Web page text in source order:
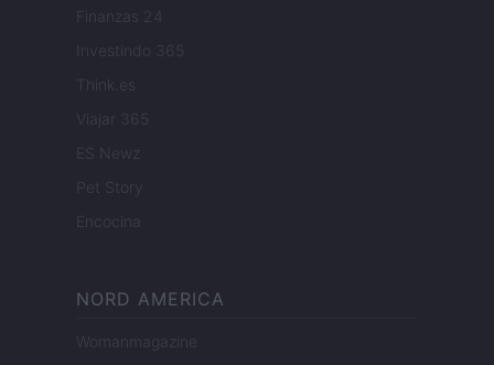
Finanzas 24
Investindo 365
Think.es
Viajar 365
ES Newz
Pet Story
Encocina
NORD AMERICA
Womanmagazine